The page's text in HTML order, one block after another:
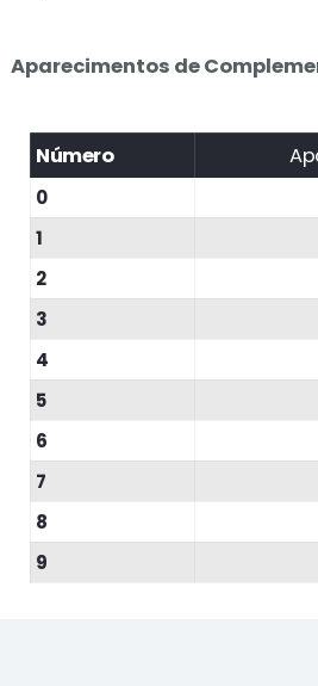
Aparecimentos de
Número
0
1
2
3
4
5
6
7
8
9